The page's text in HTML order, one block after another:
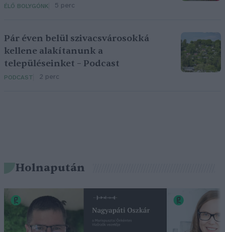
ÉLŐ BOLYGÓNK 5 perc
Pár éven belül szivacsvárosokká
kellene alakítanunk a
településeinket – Podcast
PODCAST 2 perc
Holnapután